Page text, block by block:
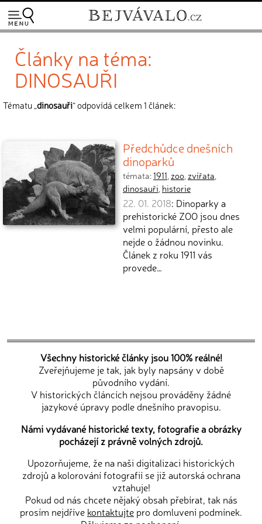
Články na téma:
DINOSAUŘI
Tématu „dinosauři“ odpovídá celkem 1 článek:
Předchůdce dnešních
dinoparků
témata:1911, zoo, zvířata,
dinosauři, historie
22. 01. 2018: Dinoparky a
prehistorické ZOO jsou dnes
velmi populární, přesto ale
nejde o žádnou novinku.
Článek z roku 1911 vás
provede…
Všechny historické články jsou 100% reálné!
Zveřejňujeme je tak, jak byly napsány v době
původního vydání.
V historických článcích nejsou prováděny žádné
jazykové úpravy podle dnešního pravopisu.
Námi vydávané historické texty, fotografie a obrázky
pocházejí z právně volných zdrojů.
Upozorňujeme, že na naši digitalizaci historických
zdrojů a kolorování fotografií se již autorská ochrana
vztahuje!
Pokud od nás chcete nějaký obsah přebírat, tak nás
prosím nejdříve kontaktujte pro domluvení podmínek.